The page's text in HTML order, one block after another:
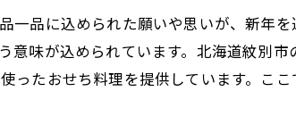
別な時間
絶妙なハーモニー
族や友人との絆
品に込められた願いや思いが、新年
味が込められています。北海道紋別市
たおせち料理を提供しています。こ